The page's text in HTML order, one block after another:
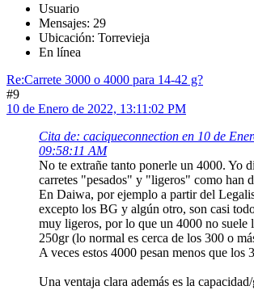
Usuario
Mensajes: 29
Ubicación: Torrevieja
En línea
Re:Carrete 3000 o 4000 para 14-42 g?
#9
10 de Enero de 2022, 13:11:02 PM
Cita de: caciqueconnection en 10 de
09:58:11 AM
No te extrañe tanto ponerle un 4000. Yo
carretes "pesados" y "ligeros" como han
En Daiwa, por ejemplo a partir del
excepto los BG y algún otro, son casi
muy ligeros, por lo que un 4000 no suele
250gr (lo normal es cerca de los 300 o
A veces estos 4000 pesan menos que los
Una ventaja clara además es la